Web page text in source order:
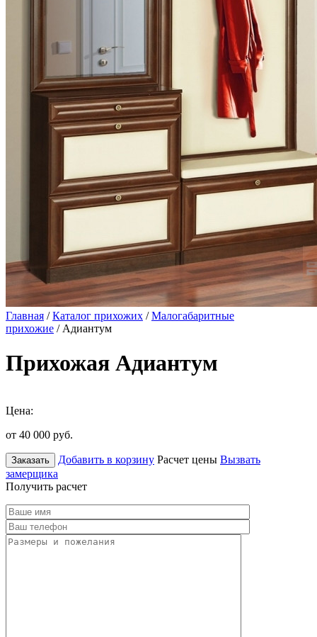
Главная /Каталог прихожих /Малогабаритные
прихожие / Адиантум
Прихожая Адиантум
Цена:
от 40 000 руб.
Заказать Добавить в корзину Расчет цены Вызвать
замерщика
Получить расчет